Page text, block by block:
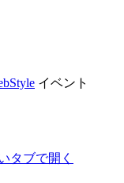
イベント
タブで開く